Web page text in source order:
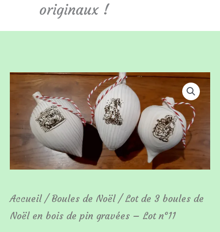
originaux !
Accueil/ Boules de Noël/ Lot de 3 boules de
Noël en bois de pin gravées – Lot n°11
quantité
Lot
de
de
Noël